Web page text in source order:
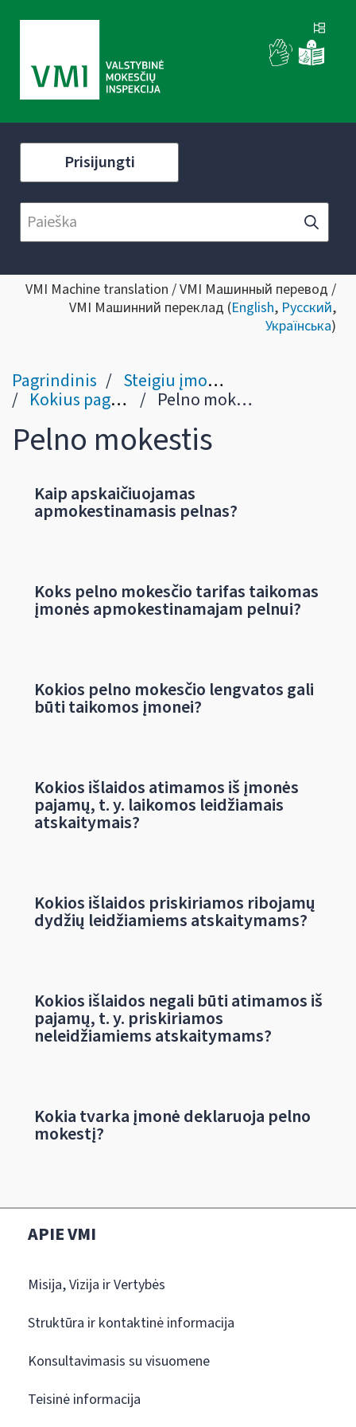
Prisijungti
VMI Machine translation / VMI Машинный перевод /
VMI Машинний переклад (English, Русский,
Українська)
Pagrindinis Steigiu įmonę
Kokius pagrindinius mokesčius moka įmonės? Pelno mokestis
Pelno mokestis
Kaip apskaičiuojamas
apmokestinamasis pelnas?
Koks pelno mokesčio tarifas taikomas
įmonės apmokestinamajam pelnui?
Kokios pelno mokesčio lengvatos gali
būti taikomos įmonei?
Kokios išlaidos atimamos iš įmonės
pajamų, t. y. laikomos leidžiamais
atskaitymais?
Kokios išlaidos priskiriamos ribojamų
dydžių leidžiamiems atskaitymams?
Kokios išlaidos negali būti atimamos iš
pajamų, t. y. priskiriamos
neleidžiamiems atskaitymams?
Kokia tvarka įmonė deklaruoja pelno
mokestį?
APIE VMI
Misija, Vizija ir Vertybės
Struktūra ir kontaktinė informacija
Konsultavimasis su visuomene
Teisinė informacija